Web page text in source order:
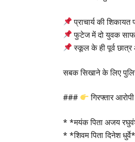
प्राचार्य की
फुटेज में दो युवक साफ
स्कूल के ही पूर्व
सबक सिखाने के लिए
### गिरफ्तार आरोपी
* *मयंक पिता अजय
* *शिवम पिता दिनेश